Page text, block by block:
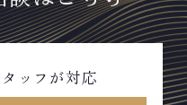
ッフが対応